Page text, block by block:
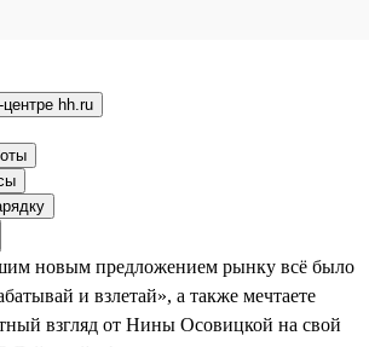
hh.ru
новым предложением рынку всё было
и взлетай», а также мечтаете
взгляд от Нины Осовицкой на свой